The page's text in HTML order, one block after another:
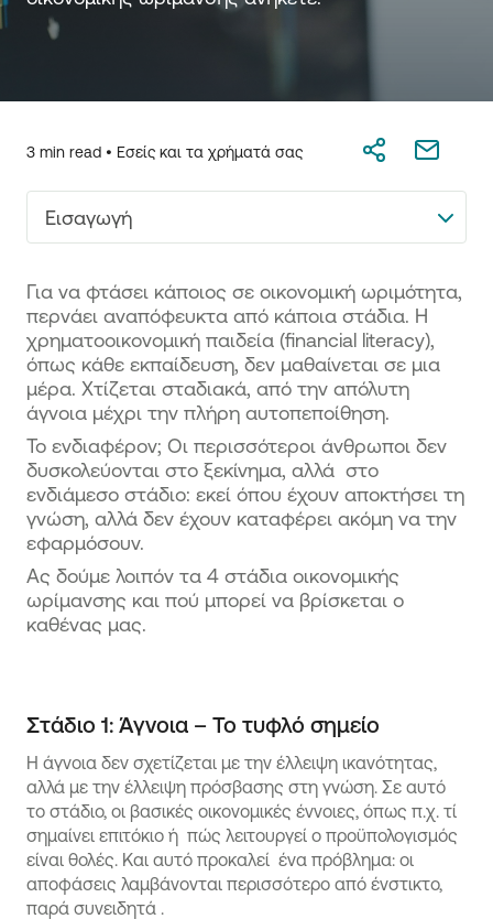
3 min read • Εσείς και τα χρήματά σας
Εισαγωγή
Για να φτάσει κάποιος σε οικονομική ωριμότητα,
περνάει αναπόφευκτα από κάποια στάδια. Η
χρηματοοικονομική παιδεία (financial literacy),
όπως κάθε εκπαίδευση, δεν μαθαίνεται σε μια
μέρα. Χτίζεται σταδιακά, από την απόλυτη
άγνοια μέχρι την πλήρη αυτοπεποίθηση.
Το ενδιαφέρον; Οι περισσότεροι άνθρωποι δεν
δυσκολεύονται στο ξεκίνημα, αλλά στο
ενδιάμεσο στάδιο: εκεί όπου έχουν αποκτήσει τη
γνώση, αλλά δεν έχουν καταφέρει ακόμη να την
εφαρμόσουν.
Ας δούμε λοιπόν τα 4 στάδια οικονομικής
ωρίμανσης και πού μπορεί να βρίσκεται ο
καθένας μας.
Στάδιο 1: Άγνοια – Το τυφλό σημείο
Η άγνοια δεν σχετίζεται με την έλλειψη ικανότητας,
αλλά με την έλλειψη πρόσβασης στη γνώση. Σε αυτό
το στάδιο, οι βασικές οικονομικές έννοιες, όπως π.χ. τί
σημαίνει επιτόκιο ή πώς λειτουργεί ο προϋπολογισμός
είναι θολές. Και αυτό προκαλεί ένα πρόβλημα: οι
αποφάσεις λαμβάνονται περισσότερο από ένστικτο,
παρά συνειδητά .